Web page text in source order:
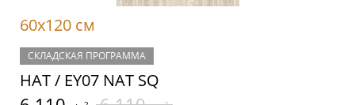
60x120 см
СКЛАДСКАЯ ПРОГРАММА
НАТ / EY07 NAT SQ